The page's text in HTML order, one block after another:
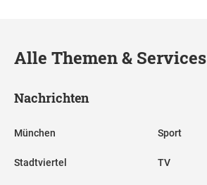
Alle Themen & Services
Nachrichten
München
Stadtviertel
Sport
TV